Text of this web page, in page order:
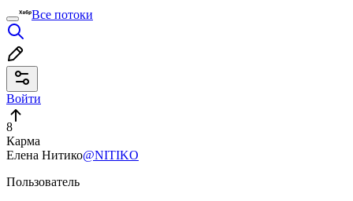
Все потоки
Войти
8
Карма
Елена Нитико@NITIKO
Пользователь